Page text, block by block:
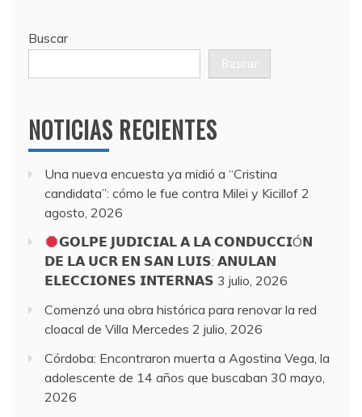
Buscar
Buscar
NOTICIAS RECIENTES
Una nueva encuesta ya midió a “Cristina
candidata”: cómo le fue contra Milei y Kicillof 2
agosto, 2026
𝗚𝗢𝗟𝗣𝗘 𝗝𝗨𝗗𝗜𝗖𝗜𝗔𝗟 𝗔 𝗟𝗔 𝗖𝗢𝗡𝗗𝗨𝗖𝗖𝗜Ó𝗡
𝗗𝗘 𝗟𝗔 𝗨𝗖𝗥 𝗘𝗡 𝗦𝗔𝗡 𝗟𝗨𝗜𝗦: 𝗔𝗡𝗨𝗟𝗔𝗡
𝗘𝗟𝗘𝗖𝗖𝗜𝗢𝗡𝗘𝗦 𝗜𝗡𝗧𝗘𝗥𝗡𝗔𝗦 3 julio, 2026
Comenzó una obra histórica para renovar la red
cloacal de Villa Mercedes 2 julio, 2026
Córdoba: Encontraron muerta a Agostina Vega, la
adolescente de 14 años que buscaban 30 mayo,
2026